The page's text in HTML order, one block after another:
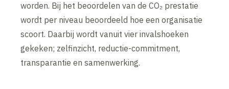
worden. Bij het beoordelen van de CO₂ prestatie
wordt per niveau beoordeeld hoe een organisatie
scoort. Daarbij wordt vanuit vier invalshoeken
gekeken; zelfinzicht, reductie-commitment,
transparantie en samenwerking.